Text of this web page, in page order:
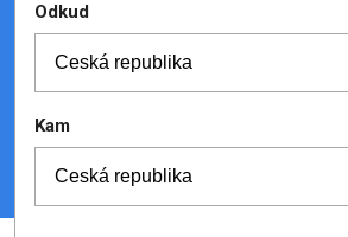
Odkud
Kam